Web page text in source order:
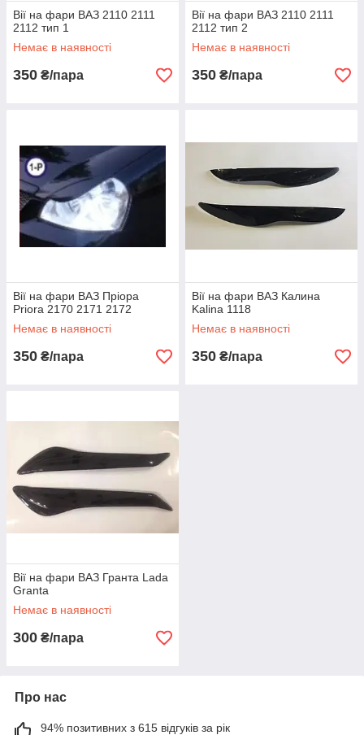
Вії на фари ВАЗ 2110 2111
2112 тип 1
Немає в наявності
350 ₴/пара
Вії на фари ВАЗ 2110 2111
2112 тип 2
Немає в наявності
350 ₴/пара
Вії на фари ВАЗ Пріора
Priora 2170 2171 2172
Немає в наявності
350 ₴/пара
Вії на фари ВАЗ Калина
Kalina 1118
Немає в наявності
350 ₴/пара
Вії на фари ВАЗ Гранта Lada
Granta
Немає в наявності
300 ₴/пара
Про нас
94% позитивних з 615 відгуків за рік